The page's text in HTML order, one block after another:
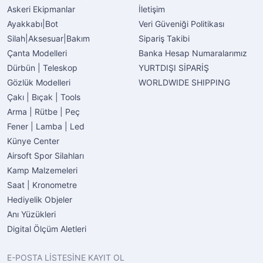
Askeri Ekipmanlar
Ayakkabı|Bot
Silah|Aksesuar|Bakım
Çanta Modelleri
Dürbün | Teleskop
Gözlük Modelleri
Çakı | Bıçak | Tools
Arma | Rütbe | Peç
Fener | Lamba | Led
Künye Center
Airsoft Spor Silahları
Kamp Malzemeleri
Saat | Kronometre
Hediyelik Objeler
Anı Yüzükleri
Digital Ölçüm Aletleri
İletişim
Veri Güveniği Politikası
Sipariş Takibi
Banka Hesap Numaralarımız
YURTDIŞI SİPARİŞ
WORLDWIDE SHIPPING
E-POSTA LİSTESİNE KAYIT OL